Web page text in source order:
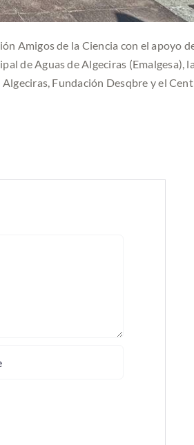
Amigos de la Ciencia con el apoyo
de Aguas de Algeciras (Emalgesa),
Fundación Desqbre y el